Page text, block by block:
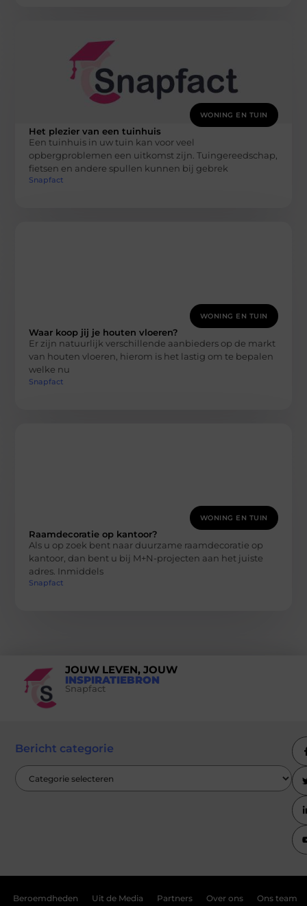
WONING EN TUIN
Het plezier van een tuinhuis
Een tuinhuis in uw tuin kan voor veel
opbergproblemen een uitkomst zijn. Tuingereedschap,
fietsen en andere spullen kunnen bij gebrek
Snapfact
WONING EN TUIN
Waar koop jij je houten vloeren?
Er zijn natuurlijk verschillende aanbieders op de markt
van houten vloeren, hierom is het lastig om te bepalen
welke nu
Snapfact
WONING EN TUIN
Raamdecoratie op kantoor?
Als u op zoek bent naar duurzame raamdecoratie op
kantoor, dan bent u bij M+N-projecten aan het juiste
adres. Inmiddels
Snapfact
JOUW LEVEN, JOUW
INSPIRATIEBRON
Snapfact
Bericht categorie
Beroemdheden Uit de Media Partners Over ons Ons team